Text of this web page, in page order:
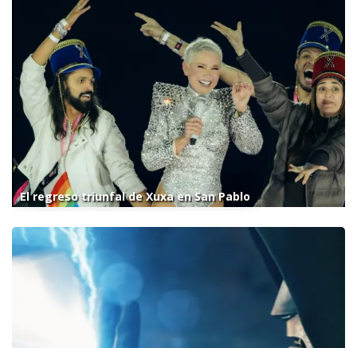
El regreso triunfal de Xuxa en San Pablo